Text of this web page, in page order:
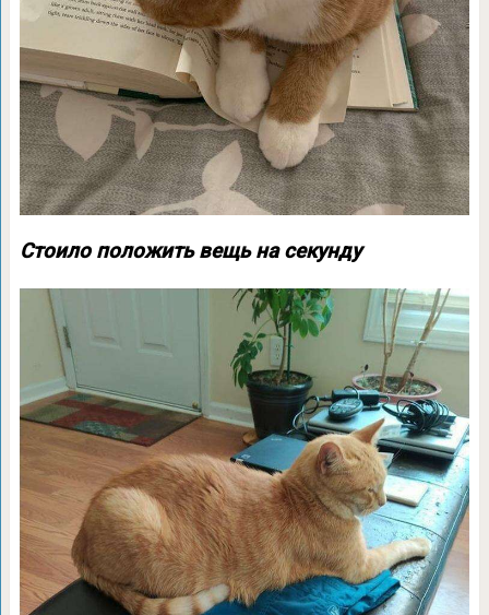
Стоило положить вещь на секунду